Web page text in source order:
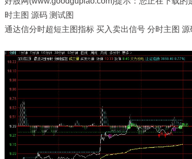
时主图 源码 测试图
通达信分时超短主图指标 买入卖出信号 分时主图 源